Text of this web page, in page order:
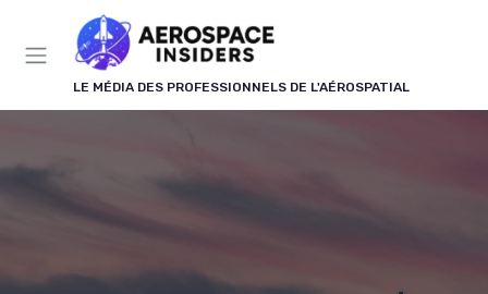
LE MÉDIA DES PROFESSIONNELS DE L'AÉROSPATIAL
Panneau de gestion des cookies